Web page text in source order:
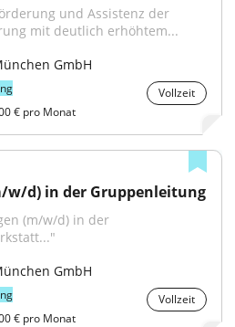
und Assistenz der
mit deutlich erhöhtem...
GmbH
Vollzeit
€ pro Monat
w/d) in der Gruppenleitung
GmbH
Vollzeit
€ pro Monat